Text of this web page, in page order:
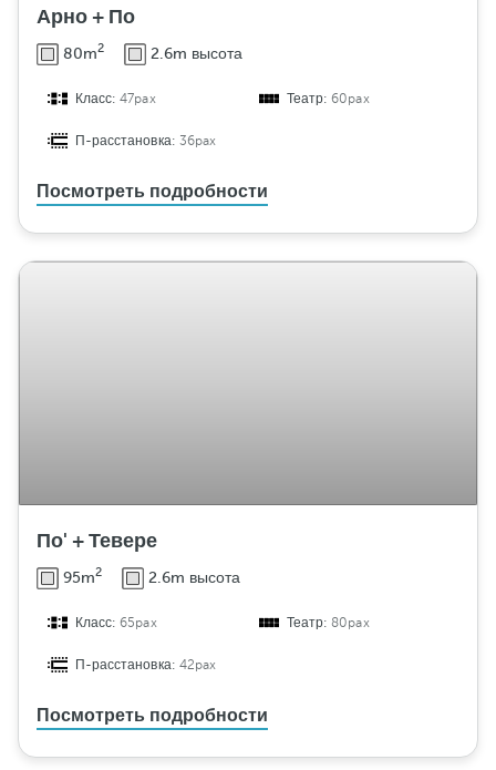
Арно + По
80m2 2.6m высота
Класс:47pax Театр:60pax
П-расстановка: 36pax
Посмотреть подробности
По' + Тевере
95m2 2.6m высота
Класс:65pax Театр:80pax
П-расстановка: 42pax
Посмотреть подробности